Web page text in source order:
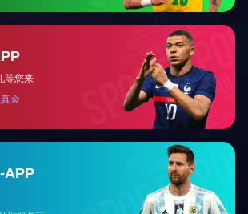
交货长度
电缆及电线成圈长度为
上一篇： F46耐高温
下一篇： 高温镀银线